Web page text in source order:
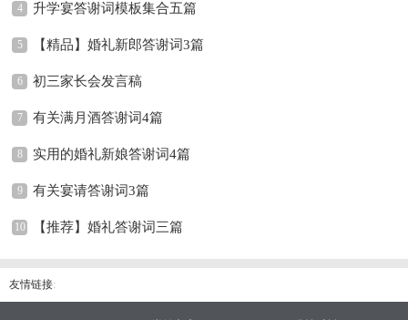
4 升学宴答谢词模板集合五篇
5 【精品】婚礼新郎答谢词3篇
6 初三家长会发言稿
7 有关满月酒答谢词4篇
8 实用的婚礼新娘答谢词4篇
9 有关宴请答谢词3篇
10 【推荐】婚礼答谢词三篇
友情链接: